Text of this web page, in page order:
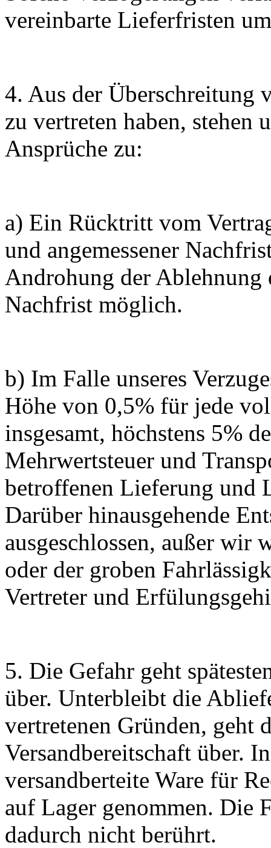
vereinbarte Lieferfristen
4. Aus der Überschreitung
zu vertreten haben, stehen
Ansprüche zu:
a) Ein Rücktritt vom
und angemessener
Androhung der
Nachfrist möglich.
b) Im Falle unseres
Höhe von 0,5% für jede
insgesamt, höchstens 5%
Mehrwertsteuer und
betroffenen Lieferung und
Darüber hinausgehende
ausgeschlossen, außer wir
oder der groben
Vertreter und
5. Die Gefahr geht
über. Unterbleibt die
vertretenen Gründen, geht
Versandbereitschaft über.
versandberteite Ware für
auf Lager genommen. Die
dadurch nicht berührt.